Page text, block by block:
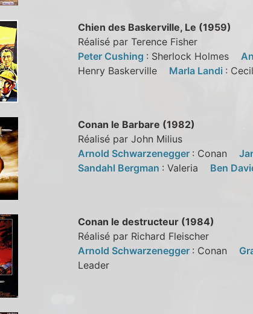
Chien des Baskerville, Le (1959)
Réalisé par Terence Fisher
Peter Cushing : Sherlock Holmes
Henry Baskerville Marla Landi :
Conan le Barbare (1982)
Réalisé par John Milius
Arnold Schwarzenegger : Conan
Sandahl Bergman : Valeria Ben
Conan le destructeur (1984)
Réalisé par Richard Fleischer
Arnold Schwarzenegger : Conan
Leader